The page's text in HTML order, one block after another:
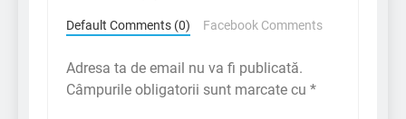
Default Comments (0) Facebook Comments
Adresa ta de email nu va fi publicată.
Câmpurile obligatorii sunt marcate cu *